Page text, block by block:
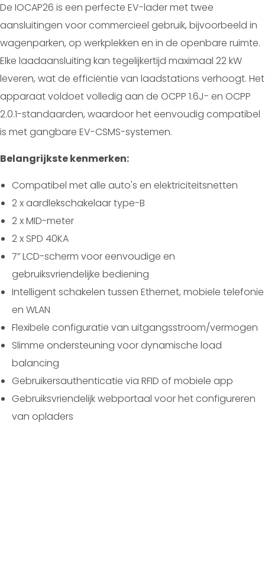
De IOCAP26 is een perfecte EV-lader met twee
aansluitingen voor commercieel gebruik, bijvoorbeeld in
wagenparken, op werkplekken en in de openbare ruimte.
Elke laadaansluiting kan tegelijkertijd maximaal 22 kW
leveren, wat de efficiëntie van laadstations verhoogt. Het
apparaat voldoet volledig aan de OCPP 1.6J- en OCPP
2.0.1-standaarden, waardoor het eenvoudig compatibel
is met gangbare EV-CSMS-systemen.
Belangrijkste kenmerken:
Compatibel met alle auto's en elektriciteitsnetten
2 x aardlekschakelaar type-B
2 x MID-meter
2 x SPD 40KA
7” LCD-scherm voor eenvoudige en
gebruiksvriendelijke bediening
Intelligent schakelen tussen Ethernet, mobiele telefonie
en WLAN
Flexibele configuratie van uitgangsstroom/vermogen
Slimme ondersteuning voor dynamische load
balancing
Gebruikersauthenticatie via RFID of mobiele app
Gebruiksvriendelijk webportaal voor het configureren
van opladers